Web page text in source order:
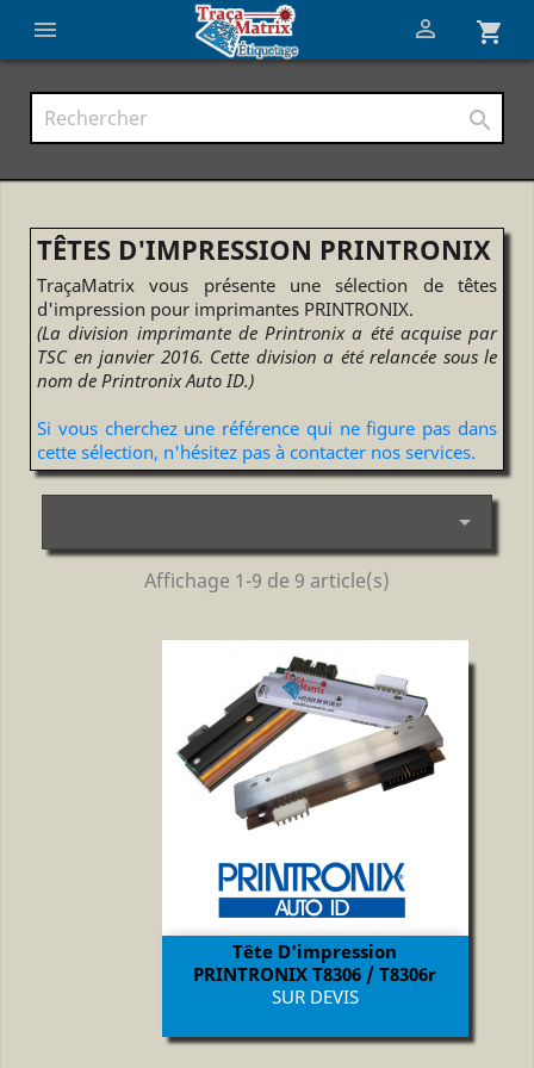
 shopping_cart


TÊTES D'IMPRESSION PRINTRONIX
TraçaMatrix vous présente une sélection de têtes
d'impression pour imprimantes PRINTRONIX.
(La division imprimante de Printronix a été acquise par
TSC en janvier 2016. Cette division a été relancée sous le
nom de Printronix Auto ID.)
Si vous cherchez une référence qui ne figure pas dans
cette sélection, n'hésitez pas à contacter nos services.

Affichage 1-9 de 9 article(s)
Tête D'impression
PRINTRONIX T8306 / T8306r
Prix
SUR DEVIS